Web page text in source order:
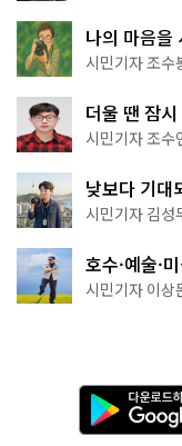
나의 마음을
상작 공개!
시민기자 조수
더울 땐 잠
·무더위쉼터
시민기자 조수
낮보다 기대
핑' 예약은?
시민기자 김성
호수·예술·
아트센터~마
시민기자 이상
다
운
로